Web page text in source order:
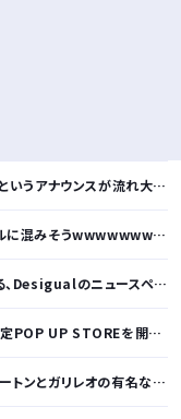
ンスが流れ大騒ぎwwwwwwwww
ースペーパープリントコレクション
品展開＆新作10%OFFの特別な6日間
Tシャツ＆トートバッグが発売されました【QurioStore】